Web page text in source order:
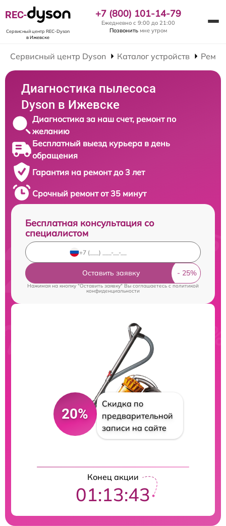
REC-
Сервисный центр REC-Dyson
в Ижевске
+7 (800) 101-14-79
Ежедневно с 9:00 до 21:00
Позвонить мне утром
Сервисный центр Dyson Каталог устройств
Диагностика пылесоса
Dyson в Ижевске
Диагностика за наш счет, ремонт по
желанию
Бесплатный выезд курьера в день
обращения
Гарантия на ремонт до 3 лет
Срочный ремонт от 35 минут
Бесплатная консультация со
специалистом
Оставить заявку
Нажимая на кнопку "Оставить заявку" Вы соглашаетесь cполитикой
конфиденциальности
20%
Скидка по
предварительной
записи на сайте
Конец акции
01:13:42